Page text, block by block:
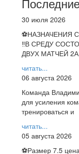
30 июля 2026
⚽НАЗНАЧЕНИЯ
‼В СРЕДУ
ДВУХ МАТЧЕЙ
читать...
06 августа 2026
Команда
для усиления
тренироваться и
читать...
05 августа 2026
⚽️Размер 7.5